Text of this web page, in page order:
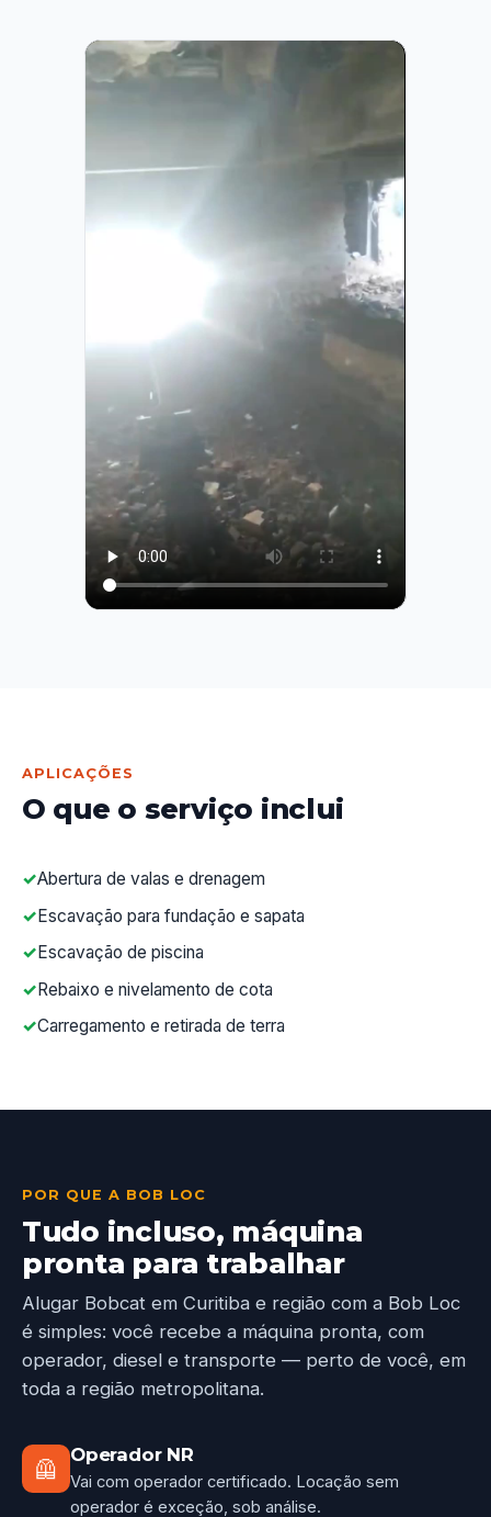
APLICAÇÕES
O que o serviço inclui
Abertura de valas e drenagem
Escavação para fundação e sapata
Escavação de piscina
Rebaixo e nivelamento de cota
Carregamento e retirada de terra
POR QUE A BOB LOC
Tudo incluso, máquina
pronta para trabalhar
Alugar Bobcat em Curitiba e região com a Bob Loc
é simples: você recebe a máquina pronta, com
operador, diesel e transporte — perto de você, em
toda a região metropolitana.
🦺
Operador NR
Vai com operador certificado. Locação sem
operador é exceção, sob análise.